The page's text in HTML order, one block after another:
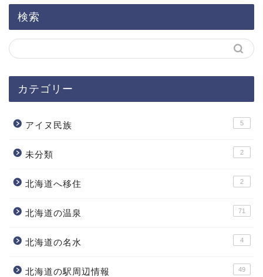
検索
カテゴリー
アイヌ民族 5
未分類 2
北海道へ移住 2
北海道の温泉 71
北海道の名水 4
北海道の駅周辺情報 49